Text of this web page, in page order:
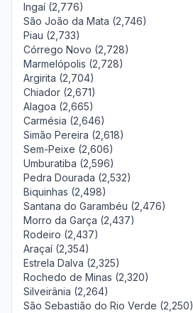
Ingaí (2,776)
São João da Mata (2,746)
Piau (2,733)
Córrego Novo (2,728)
Marmelópolis (2,728)
Argirita (2,704)
Chiador (2,671)
Alagoa (2,665)
Carmésia (2,646)
Simão Pereira (2,618)
Sem-Peixe (2,606)
Umburatiba (2,596)
Pedra Dourada (2,532)
Biquinhas (2,498)
Santana do Garambéu (2,476)
Morro da Garça (2,437)
Rodeiro (2,437)
Araçaí (2,354)
Estrela Dalva (2,325)
Rochedo de Minas (2,320)
Silveirânia (2,264)
São Sebastião do Rio Verde (2,250)